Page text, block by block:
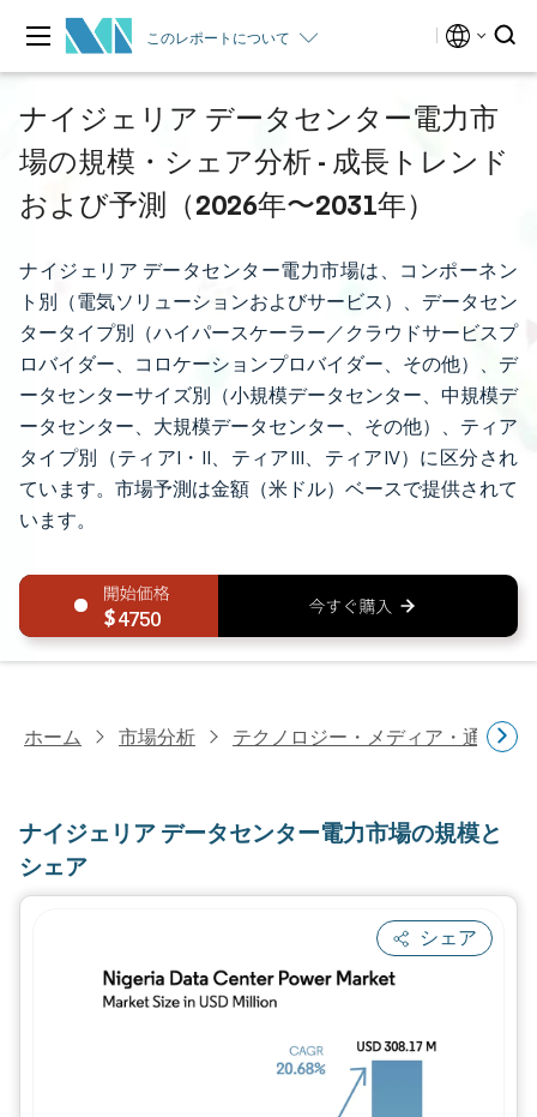
このレポートについて
ナイジェリア データセンター電力市
場の規模・シェア分析 - 成長トレンド
および予測（2026年〜2031年）
ナイジェリア データセンター電力市場は、コンポーネン
ト別（電気ソリューションおよびサービス）、データセン
タータイプ別（ハイパースケーラー／クラウドサービスプ
ロバイダー、コロケーションプロバイダー、その他）、デ
ータセンターサイズ別（小規模データセンター、中規模デ
ータセンター、大規模データセンター、その他）、ティア
タイプ別（ティアI・II、ティアIII、ティアIV）に区分され
ています。市場予測は金額（米ドル）ベースで提供されて
います。
4750
ホーム 市場分析 テクノロジー・メディア・通信研
ナイジェリア データセンター電力市場の規模と
シェア
シェア